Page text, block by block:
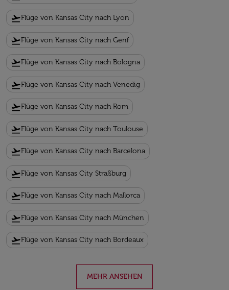
flight_takeoffFlüge von Kansas City nach Lyon
flight_takeoffFlüge von Kansas City nach Genf
flight_takeoffFlüge von Kansas City nach Bologna
flight_takeoffFlüge von Kansas City nach Venedig
flight_takeoffFlüge von Kansas City nach Rom
flight_takeoffFlüge von Kansas City nach Toulouse
flight_takeoffFlüge von Kansas City nach Barcelona
flight_takeoffFlüge von Kansas City Straßburg
flight_takeoffFlüge von Kansas City nach Mallorca
flight_takeoffFlüge von Kansas City nach München
flight_takeoffFlüge von Kansas City nach Bordeaux
MEHR ANSEHEN